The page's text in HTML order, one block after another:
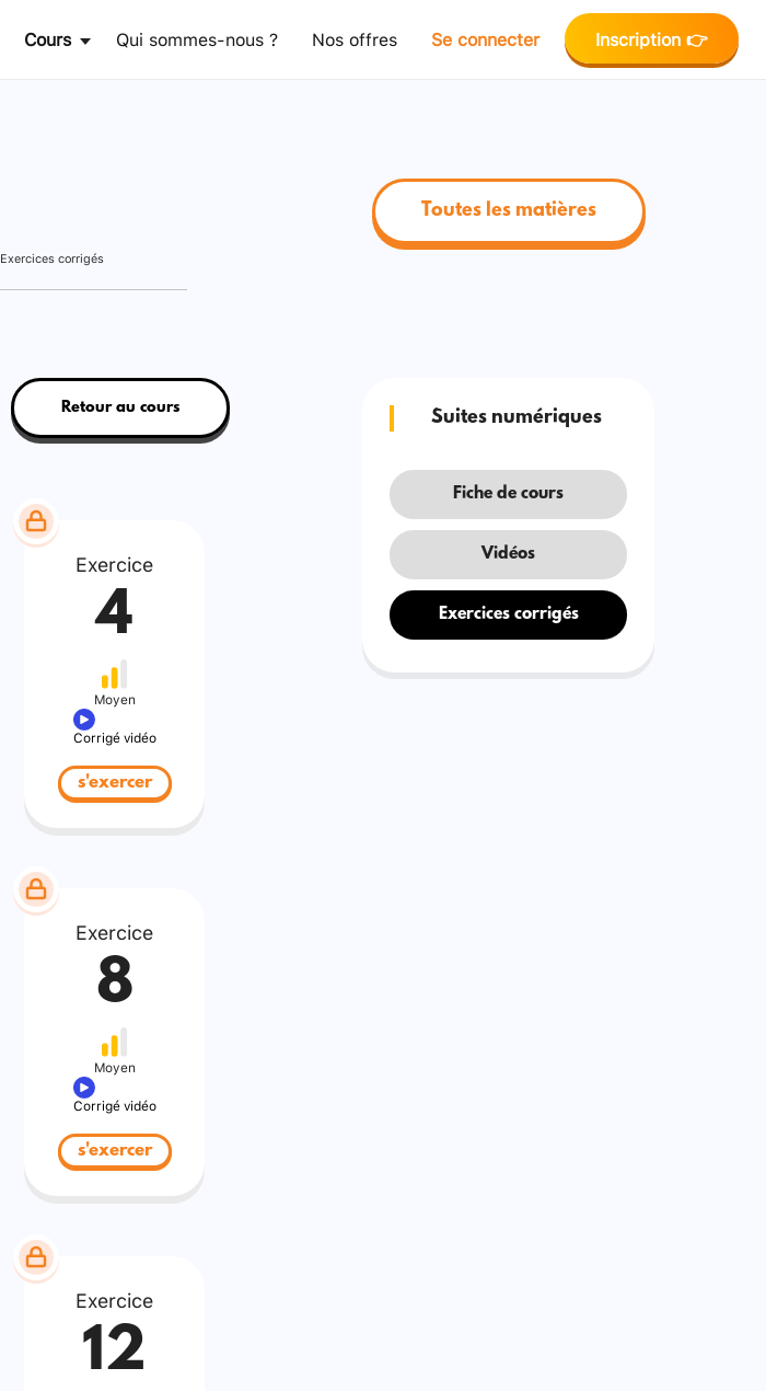
Cours Qui sommes-nous ? Nos offres Se connecter Inscription 👉
Exercices corrigés
Toutes les matières
Retour au cours
Exercice
4
Moyen
Corrigé vidéo
s'exercer
Exercice
8
Moyen
Corrigé vidéo
s'exercer
Exercice
12
Suites numériques
Fiche de cours
Vidéos
Exercices corrigés